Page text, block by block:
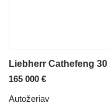
165 000 €
Autožeriav